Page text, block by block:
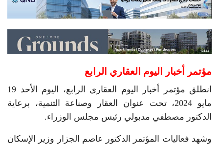
مؤتمر أخبار اليوم العقاري الرابع
انطلق مؤتمر أخبار اليوم العقاري الرابع، اليوم الأحد 19
مايو 2024، تحت عنوان العقار وصناعة التنمية، برعاية
الدكتور مصطفي مدبولي رئيس مجلس الوزراء.
وشهد فعاليات المؤتمر الدكتور عاصم الجزار وزير الإسكان